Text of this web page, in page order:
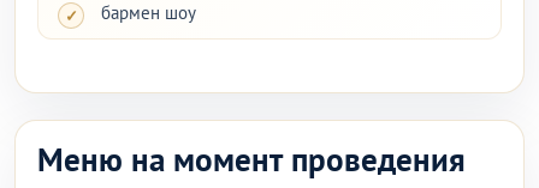
бармен шоу
Меню на момент проведения